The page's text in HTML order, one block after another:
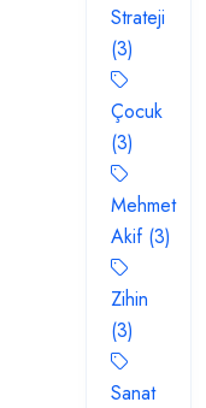
Strateji
(3)
Çocuk
(3)
Mehmet
Akif (3)
Zihin
(3)
Sanat